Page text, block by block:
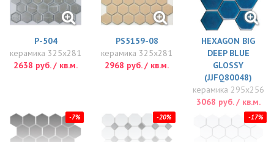
P-504
керамика 325x281
2638 руб. / кв.м.
PS5159-08
керамика 325x281
2968 руб. / кв.м.
HEXAGON BIG
DEEP BLUE
GLOSSY
(JJFQ80048)
керамика 295x256
3068 руб. / кв.м.
-7% -20% -17%